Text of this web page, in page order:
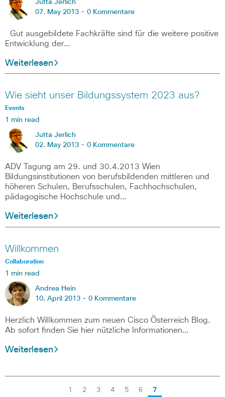
Jutta Jerlich
07. May 2013 - 0 Kommentare
Gut ausgebildete Fachkräfte sind für die weitere positive
Entwicklung der…
Weiterlesen
Wie sieht unser Bildungssystem 2023 aus?
Events
1 min read
Jutta Jerlich
02. May 2013 - 0 Kommentare
ADV Tagung am 29. und 30.4.2013 Wien
Bildungsinstitutionen von berufsbildenden mittleren und
höheren Schulen, Berufsschulen, Fachhochschulen,
pädagogische Hochschule und…
Weiterlesen
Willkommen
Collaboration
1 min read
Andrea Hein
10. April 2013 - 0 Kommentare
Herzlich Willkommen zum neuen Cisco Österreich Blog.
Ab sofort finden Sie hier nützliche Informationen…
Weiterlesen
1 2 3 4 5 6 7